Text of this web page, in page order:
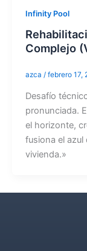
Infinity Pool
Complejo
azca / febrero 17,
Desafío
pronunciada.
el horizonte,
fusiona el azul
vivienda.»